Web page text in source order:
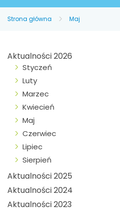
Strona główna Maj
Aktualności 2026
Styczeń
Luty
Marzec
Kwiecień
Maj
Czerwiec
Lipiec
Sierpień
Aktualności 2025
Aktualności 2024
Aktualności 2023